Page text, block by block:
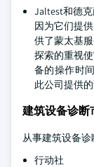
Jaltest和德
因为它们提
供了蒙太基
探索的重视
备的操作时
此公司提供
建筑设备诊断
从事建筑设备
行动社